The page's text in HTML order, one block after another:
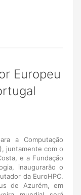
Europeu
a Computação
juntamente com o
e a Fundação
inaugurarão o
da EuroHPC.
de Azurém, em